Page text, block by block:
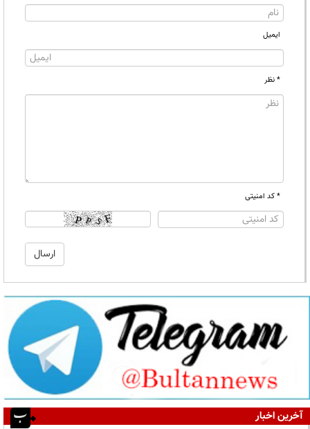
ایمیل
* نظر
* کد امنیتی
آخرین اخبار